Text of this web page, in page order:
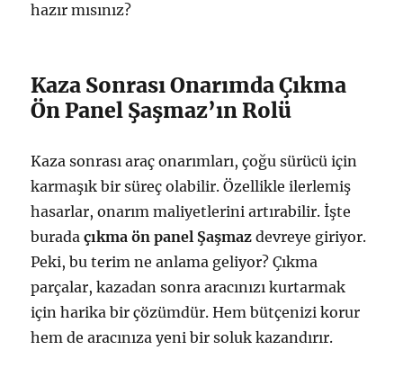
hazır mısınız?
Kaza Sonrası Onarımda Çıkma
Ön Panel Şaşmaz’ın Rolü
Kaza sonrası araç onarımları, çoğu sürücü için
karmaşık bir süreç olabilir. Özellikle ilerlemiş
hasarlar, onarım maliyetlerini artırabilir. İşte
buradaçıkma ön panel Şaşmaz devreye giriyor.
Peki, bu terim ne anlama geliyor? Çıkma
parçalar, kazadan sonra aracınızı kurtarmak
için harika bir çözümdür. Hem bütçenizi korur
hem de aracınıza yeni bir soluk kazandırır.